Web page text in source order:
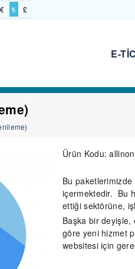
€ ₺ £
E-
Ürün Kodu:
Bu paketlerimizde
içermektedir. Bu
ettiği sektörüne,
Başka bir
göre yeni hizmet
websitesi için